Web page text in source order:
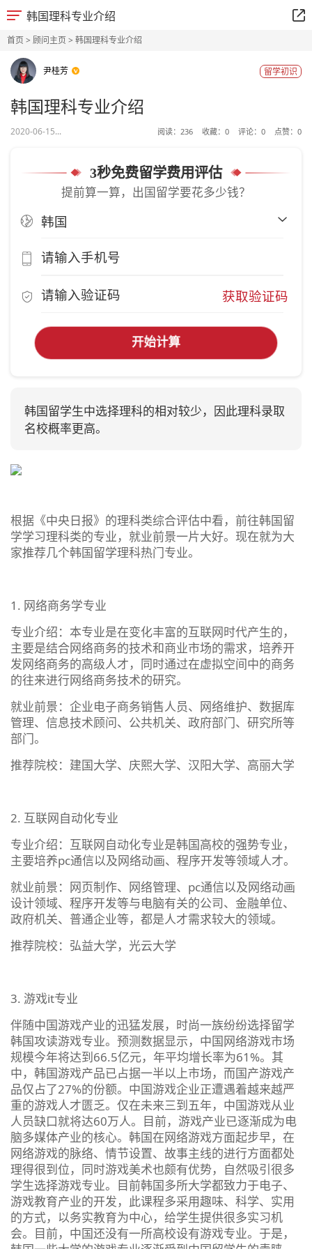
韩国理科专业介绍
首页> 顾问主页> 韩国理科专业介绍
尹桂芳 留学初识
韩国理科专业介绍
2020-06-15... 阅读： 236 收藏： 0 评论： 0 点赞： 0
3秒免费留学费用评估
提前算一算，出国留学要花多少钱？
获取验证码
开始计算
韩国留学生中选择理科的相对较少，因此理科录取
名校概率更高。
根据《中央日报》的理科类综合评估中看，前往韩国留
学学习理科类的专业，就业前景一片大好。现在就为大
家推荐几个韩国留学理科热门专业。
1. 网络商务学专业
专业介绍：本专业是在变化丰富的互联网时代产生的，
主要是结合网络商务的技术和商业市场的需求，培养开
发网络商务的高级人才，同时通过在虚拟空间中的商务
的往来进行网络商务技术的研究。
就业前景：企业电子商务销售人员、网络维护、数据库
管理、信息技术顾问、公共机关、政府部门、研究所等
部门。
推荐院校：建国大学、庆熙大学、汉阳大学、高丽大学
2. 互联网自动化专业
专业介绍：互联网自动化专业是韩国高校的强势专业，
主要培养pc通信以及网络动画、程序开发等领域人才。
就业前景：网页制作、网络管理、pc通信以及网络动画
设计领域、程序开发等与电脑有关的公司、金融单位、
政府机关、普通企业等，都是人才需求较大的领域。
推荐院校：弘益大学，光云大学
3. 游戏it专业
伴随中国游戏产业的迅猛发展，时尚一族纷纷选择留学
韩国攻读游戏专业。预测数据显示，中国网络游戏市场
规模今年将达到66.5亿元，年平均增长率为61%。其
中，韩国游戏产品已占据一半以上市场，而国产游戏产
品仅占了27%的份额。中国游戏企业正遭遇着越来越严
重的游戏人才匮乏。仅在未来三到五年，中国游戏从业
人员缺口就将达60万人。目前，游戏产业已逐渐成为电
脑多媒体产业的核心。韩国在网络游戏方面起步早，在
网络游戏的脉络、情节设置、故事主线的进行方面都处
理得很到位，同时游戏美术也颇有优势，自然吸引很多
学生选择游戏专业。目前韩国多所大学都致力于电子、
游戏教育产业的开发，此课程多采用趣味、科学、实用
的方式，以务实教育为中心，给学生提供很多实习机
会。目前，中国还没有一所高校设有游戏专业。于是，